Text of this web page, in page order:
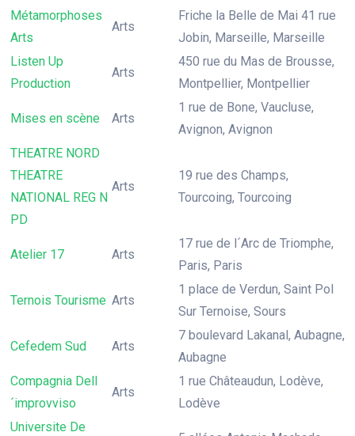
Métamorphoses
Arts
Arts
Friche la Belle de Mai 41 rue
Jobin, Marseille, Marseille
Listen Up
Production
Arts
450 rue du Mas de Brousse,
Montpellier, Montpellier
Mises en scène Arts
1 rue de Bone, Vaucluse,
Avignon, Avignon
THEATRE NORD
THEATRE
NATIONAL REG N
PD
Arts
19 rue des Champs,
Tourcoing, Tourcoing
Atelier 17 Arts
17 rue de l´Arc de Triomphe,
Paris, Paris
Ternois Tourisme Arts
1 place de Verdun, Saint Pol
Sur Ternoise, Sours
Cefedem Sud Arts
7 boulevard Lakanal, Aubagne,
Aubagne
Compagnia Dell
´improvviso
Arts
1 rue Châteaudun, Lodève,
Lodève
Universite De